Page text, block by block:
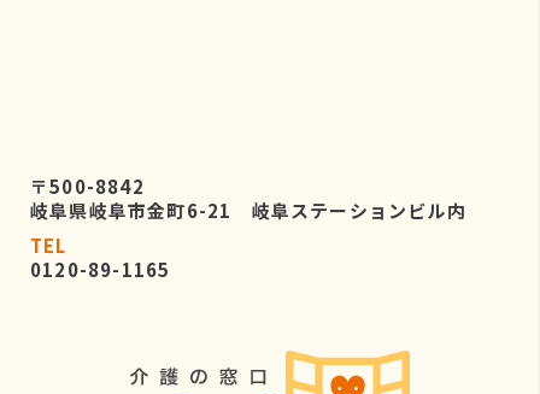
〒500-8842
岐阜県岐阜市金町6-21 岐阜ステーションビル内
TEL
0120-89-1165